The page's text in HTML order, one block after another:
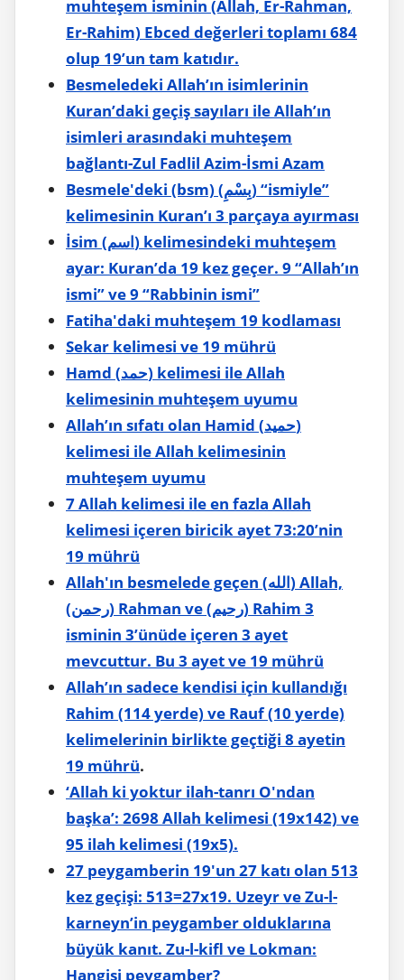
muhteşem isminin (Allah, Er-Rahman,
Er-Rahim) Ebced değerleri toplamı 684
olup 19’un tam katıdır.
Besmeledeki Allah’ın isimlerinin
Kuran’daki geçiş sayıları ile Allah’ın
isimleri arasındaki muhteşem
bağlantı-Zul Fadlil Azim-İsmi Azam
Besmele'deki (bsm) (بِسْمِ) “ismiyle”
kelimesinin Kuran’ı 3 parçaya ayırması
İsim (اسم) kelimesindeki muhteşem
ayar: Kuran’da 19 kez geçer. 9 “Allah’ın
ismi” ve 9 “Rabbinin ismi”
Fatiha'daki muhteşem 19 kodlaması
Sekar kelimesi ve 19 mührü
Hamd (حمد) kelimesi ile Allah
kelimesinin muhteşem uyumu
Allah’ın sıfatı olan Hamid (حميد)
kelimesi ile Allah kelimesinin
muhteşem uyumu
7 Allah kelimesi ile en fazla Allah
kelimesi içeren biricik ayet 73:20’nin
19 mührü
Allah'ın besmelede geçen (الله) Allah,
(رحمن) Rahman ve (رحيم) Rahim 3
isminin 3’ünüde içeren 3 ayet
mevcuttur. Bu 3 ayet ve 19 mührü
Allah’ın sadece kendisi için kullandığı
Rahim (114 yerde) ve Rauf (10 yerde)
kelimelerinin birlikte geçtiği 8 ayetin
19 mührü.
‘Allah ki yoktur ilah-tanrı O'ndan
başka’: 2698 Allah kelimesi (19x142) ve
95 ilah kelimesi (19x5).
27 peygamberin 19'un 27 katı olan 513
kez geçişi: 513=27x19. Uzeyr ve Zu-l-
karneyn’in peygamber olduklarına
büyük kanıt. Zu-l-kifl ve Lokman:
Hangisi peygamber?